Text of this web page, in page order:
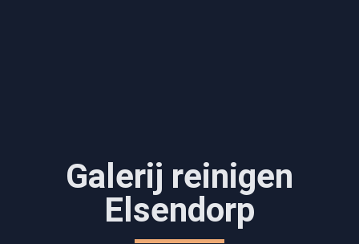
Galerij reinigen
Elsendorp